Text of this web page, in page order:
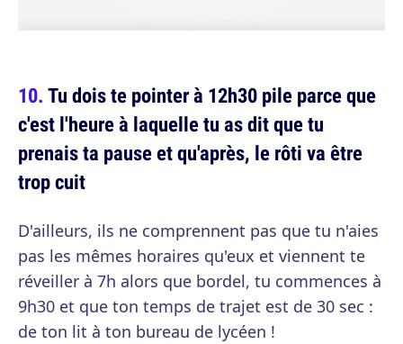
Tu dois te pointer à 12h30 pile parce que
c'est l'heure à laquelle tu as dit que tu
prenais ta pause et qu'après, le rôti va être
trop cuit
D'ailleurs, ils ne comprennent pas que tu n'aies
pas les mêmes horaires qu'eux et viennent te
réveiller à 7h alors que bordel, tu commences à
9h30 et que ton temps de trajet est de 30 sec :
de ton lit à ton bureau de lycéen !